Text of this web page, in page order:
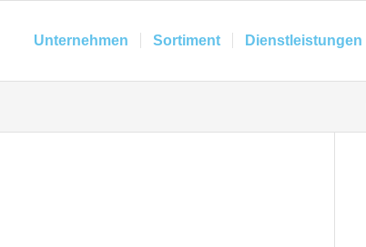
Unternehmen Sortiment Dienstleistungen